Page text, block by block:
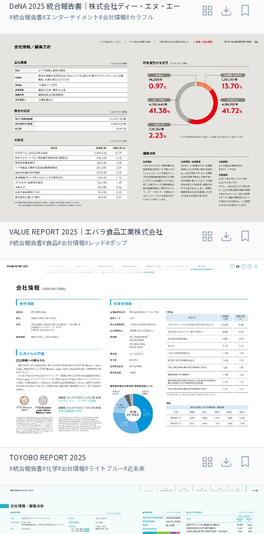
DeNA 2025 統合報告書｜株式会社ディー・エヌ・エー
#統合報告書#エンターテイメント#会社情報#カラフル
VALUE REPORT 2025｜エバラ食品工業株式会社
#統合報告書#食品#会社情報#レッド#ポップ
TOYOBO REPORT 2025
#統合報告書#化学#会社情報#ライトブルー#近未来